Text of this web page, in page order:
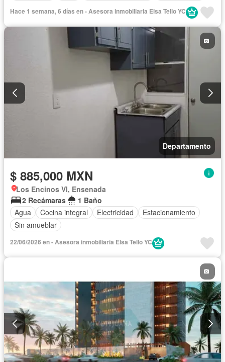
Hace 1 semana, 6 días en - Asesora inmobiliaria Elsa Tello YC
Departamento
$ 885,000 MXN
Los Encinos VI, Ensenada
2 Recámaras
1 Baño
Agua
Cocina integral Electricidad
Estacionamiento
Sin amueblar
22/06/2026 en - Asesora inmobiliaria Elsa Tello YC